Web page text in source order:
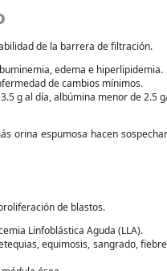
de la barrera de filtración.
edema e hiperlipidemia.
de cambios mínimos.
g al día, albúmina menor de 2.5
orina espumosa hacen
de blastos.
Linfoblástica Aguda (LLA).
equimosis, sangrado,